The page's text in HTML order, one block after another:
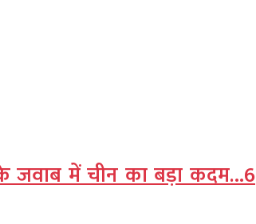
के जवाब में चीन का बड़ा कदम…6